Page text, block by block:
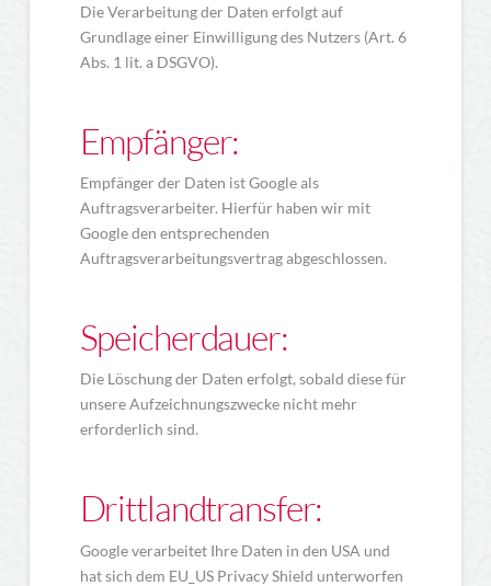
Die Verarbeitung der Daten erfolgt auf
Grundlage einer Einwilligung des Nutzers (Art. 6
Abs. 1 lit. a DSGVO).
Empfänger:
Empfänger der Daten ist Google als
Auftragsverarbeiter. Hierfür haben wir mit
Google den entsprechenden
Auftragsverarbeitungsvertrag abgeschlossen.
Speicherdauer:
Die Löschung der Daten erfolgt, sobald diese für
unsere Aufzeichnungszwecke nicht mehr
erforderlich sind.
Drittlandtransfer:
Google verarbeitet Ihre Daten in den USA und
hat sich dem EU_US Privacy Shield unterworfen